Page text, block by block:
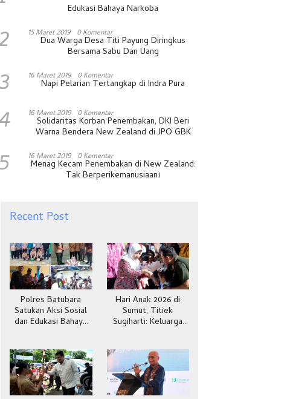
Edukasi Bahaya Narkoba
2 15 Maret 2019 0 Komentar
Dua Warga Desa Titi Payung Diringkus
Bersama Sabu Dan Uang
3 16 Maret 2019 0 Komentar
Napi Pelarian Tertangkap di Indra Pura
4 16 Maret 2019 0 Komentar
Solidaritas Korban Penembakan, DKI Beri
Warna Bendera New Zealand di JPO GBK
5 16 Maret 2019 0 Komentar
Menag Kecam Penembakan di New Zealand:
Tak Berperikemanusiaan!
Recent Post
Polres Batubara
Satukan Aksi Sosial
dan Edukasi Bahaya
Hari Anak 2026 di
Sumut, Titiek
Sugiharti: Keluarga